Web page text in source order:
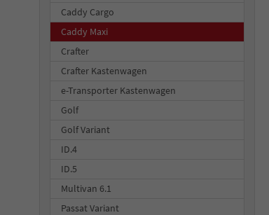
Caddy Cargo
Caddy Maxi
Crafter
Crafter Kastenwagen
e-Transporter Kastenwagen
Golf
Golf Variant
ID.4
ID.5
Multivan 6.1
Passat Variant